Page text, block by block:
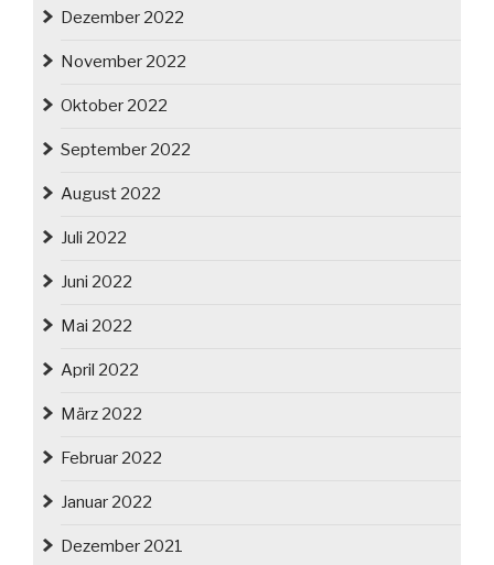
Dezember 2022
November 2022
Oktober 2022
September 2022
August 2022
Juli 2022
Juni 2022
Mai 2022
April 2022
März 2022
Februar 2022
Januar 2022
Dezember 2021